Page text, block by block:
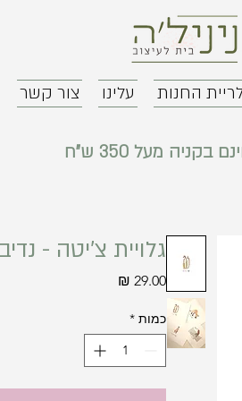
החנות עלינו צור קשר
מעל 350 ש"ח
גלויית צ'יטה -
מחיר
כמות *